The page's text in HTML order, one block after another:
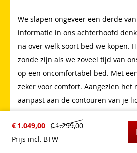
€ 1.299,00
€ 1.049,00
Prijs incl. BTW
We slapen ongeveer een derde
informatie in ons achterhoofd
na over welk soort bed we kopen.
zonde zijn als we zoveel tijd van
op een oncomfortabel bed. Met
zeker voor comfort. Aangezien het
aanpast aan de contouren van je
wervelkolom en uw spieren zich
waardoor u slaapt als een roo